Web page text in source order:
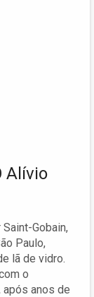
Alívio
Gobain,
Paulo,
lã de vidro.
o
anos de